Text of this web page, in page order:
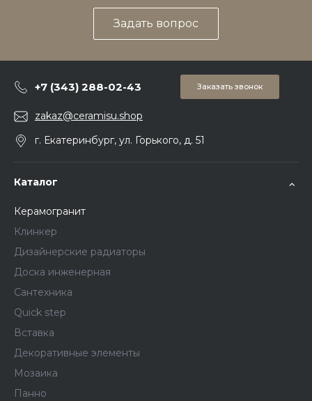
Задать вопрос
+7 (343) 288-02-43 Заказать звонок
zakaz@ceramisu.shop
г. Екатеринбург, ул. Горького, д. 51
Каталог
Керамогранит
Клинкер
Дизайнерские радиаторы
Доска инженерная
Сантехника
Quick step
Вставка
Декоративные элементы
Мозаика
Панно